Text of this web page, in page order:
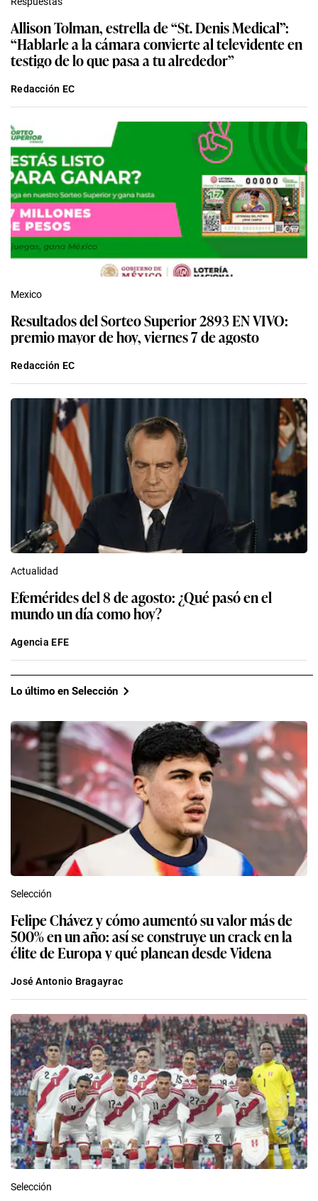
Allison Tolman, estrella de “St. Denis Medical”:
“Hablarle a la cámara convierte al televidente en
testigo de lo que pasa a tu alrededor”
Redacción EC
Mexico
Resultados del Sorteo Superior 2893 EN VIVO:
premio mayor de hoy, viernes 7 de agosto
Redacción EC
Actualidad
Efemérides del 8 de agosto: ¿Qué pasó en el
mundo un día como hoy?
Agencia EFE
Lo último en Selección
Selección
Felipe Chávez y cómo aumentó su valor más de
500% en un año: así se construye un crack en la
élite de Europa y qué planean desde Videna
José Antonio Bragayrac
Selección